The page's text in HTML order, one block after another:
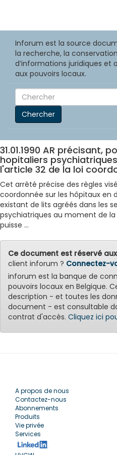
Inforum est la source
la recherche, la
d’informations juridiques et
aux pouvoirs locaux.
Chercher
31.01.1990 AR précisant,
hopitaliers
l'article 32 de la loi
Cet arrêté précise des règles
coordonnée sur les hôpitaux en
existant de lits agréés dans les
psychiatriques au moment de
puisse ...
Ce document est réservé
client inforum ? Connectez-
inforum est la banque de
pouvoirs locaux en Belgique.
description - et toutes les
document - est consultable
contrat d'accès. Cliquez ici
A propos de nous
Contactez-nous
Abonnements
Produits
Vie privée
Services